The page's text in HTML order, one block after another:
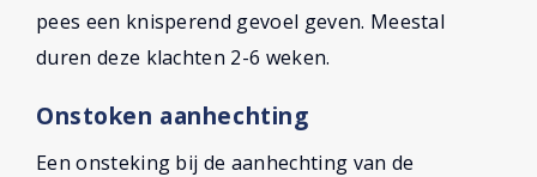
pees een knisperend gevoel geven. Meestal
duren deze klachten 2-6 weken.
Onstoken aanhechting
Een onsteking bij de aanhechting van de